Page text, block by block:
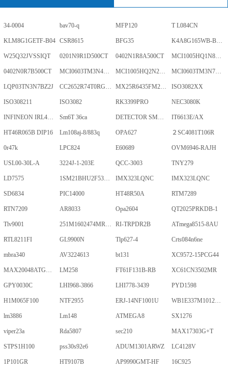
34-0004 bav70-q MFP120 T L084CN
KLM8G1GETF-B04 CSR8615 BFG35 K4A8G165WB-BCWE
W25Q32JVSSIQT 0201N9R1D500CT 0402N1R8A500CT MCI1005HQ1N8SHBP
0402N0R7B500CT MCI0603TM3N4BHBP MCI1005HQ2N2BHBP MCI0603TM3N7BHBP
LQP03TN3N7BZ2J CC2652R74T0RGZR MX25R6435FM2IL0TR ISO3082XX
ISO308211 ISO3082 RK3399PRO NEC3080K
INFINEON IRL40SC228 Sm6T 36ca DETECTOR SMD,HT7024A-1,3%,SOT-89 IT6613E/AX
HT46R065B DIP16 Lm108aj-8/883q OPA627 ２SC4081T106R
0r47k LPC824 E60689 OVM6946-RAJH
USL00-30L-A 3224J-1-203E QCC-3003 TNY279
LD7575 1SM21BHU2F53E2VGNE IMX323LQNC IMX323LQNC
SD6834 PIC14000 HT48R50A RTM7289
RTN7209 AR8033 Opa2604 QT2025PRKDB-1
Tlv9001 251M1602474MR09M RI-TRPDR2B ATmega8515-8AU
RTL8211FI GL9900N Tlp627-4 Crts084n6ne
mbra340 AV3224613 bt131 XC9572-15PCG44
MAX20048ATGA/VY+ LM258 FT61F131B-RB XC61CN3502MR
GPY0030C LHI968-3866 LHI778-3439 PYD1598
H1M065F100 NTF2955 ERJ-14NF1001U WB1E337M1012MPA
lm3886 Lm148 ATMEGA8 SX1276
viper23a Rda5807 sec210 MAX17303G+T
STPS1H100 pss30s92e6 ADUM1301ARWZ LC4128V
1P101GR HT9107B AP9990GMT-HF 16C925